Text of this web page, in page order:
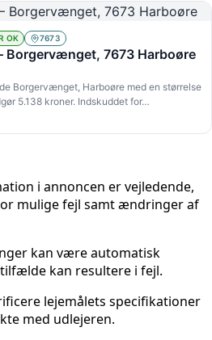
OK 7673
7673 Harboøre
Borgervænget, Harboøre med en størrelse
5.138 kroner. Indskuddet for…
i annoncen er vejledende,
mulige fejl samt ændringer af
kan være automatisk
kan resultere i fejl.
lejemålets specifikationer
med udlejeren.